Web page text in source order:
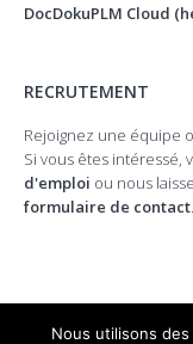
DocDokuPLM Cloud
RECRUTEMENT
Rejoignez une équipe
Si vous êtes intéressé,
d'emploi ou nous
formulaire de contact.
Nous utilisons